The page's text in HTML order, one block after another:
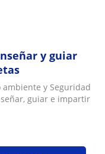
y guiar
y Seguridad
guiar e impartir